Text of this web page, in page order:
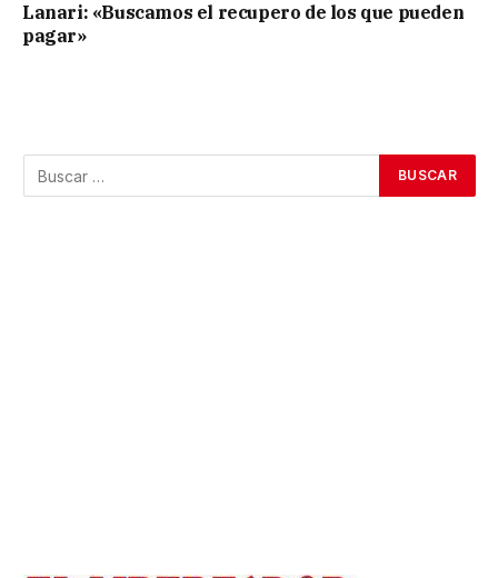
Lanari: «Buscamos el recupero de los que pueden
pagar»